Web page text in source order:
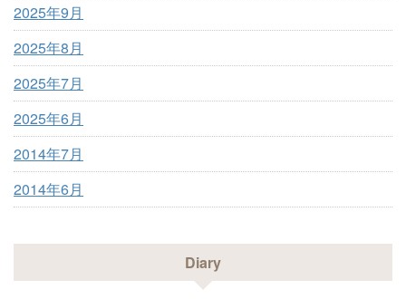
2025年9月
2025年8月
2025年7月
2025年6月
2014年7月
2014年6月
Diary